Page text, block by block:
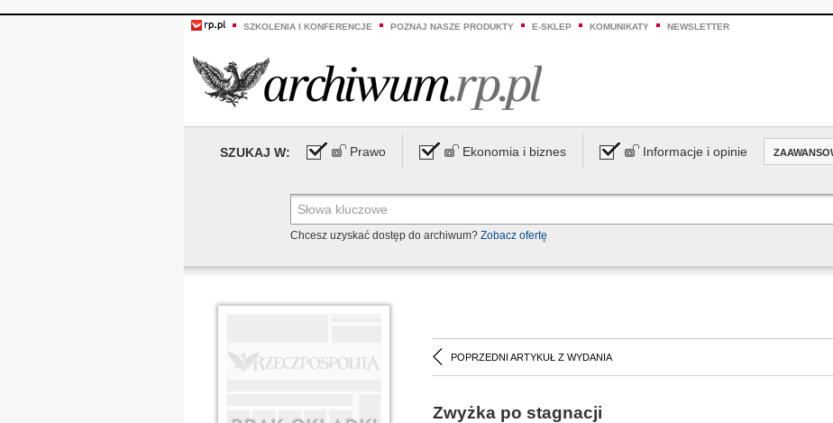
SZKOLENIA I KONFERENCJE POZNAJ NASZE PRODUKTY E-SKLEP KOMUNIKATY NEWSLETTER
SZUKAJ W: Prawo Ekonomia i biznes Informacje i opinie
Chcesz uzyskać dostęp do archiwum? Zobacz ofertę
POPRZEDNI ARTYKUŁ Z WYDANIA
Zwyżka po stagnacji